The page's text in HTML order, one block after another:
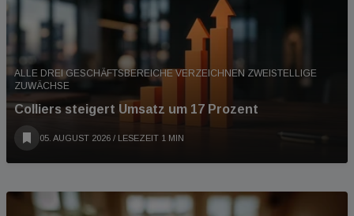
ALLE DREI GESCHÄFTSBEREICHE VERZEICHNEN ZWEISTELLIGE
ZUWÄCHSE
Colliers steigert Umsatz um 17 Prozent
05. AUGUST 2026 / LESEZEIT 1 MIN